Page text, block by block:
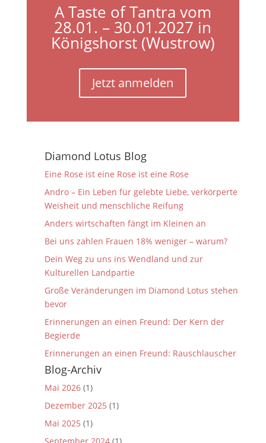
A Taste of Tantra vom
28.01. – 30.01.2027 in
Königshorst (Wustrow)
Jetzt anmelden
Diamond Lotus Blog
Eine Rose ist eine Rose ist eine Rose
Andro – Ein Leben für gelebte Liebe, verkörperte
Weisheit und menschliche Reifung
Anders wirtschaften fängt im Kleinen an
Bei uns zahlen Frauen 18% weniger – warum?
Dein Weg zu uns ins Wendland und zur
Kulturellen Landpartie
Große Veränderungen im Diamond Lotus stehen
bevor
Erinnerungen an einen Freund: Der Kern der
Begierde
Erinnerungen an einen Freund: Rauschlauscher
Blog-Archiv
Mai 2026(1)
Dezember 2025 (1)
Mai 2025 (1)
September 2024(1)